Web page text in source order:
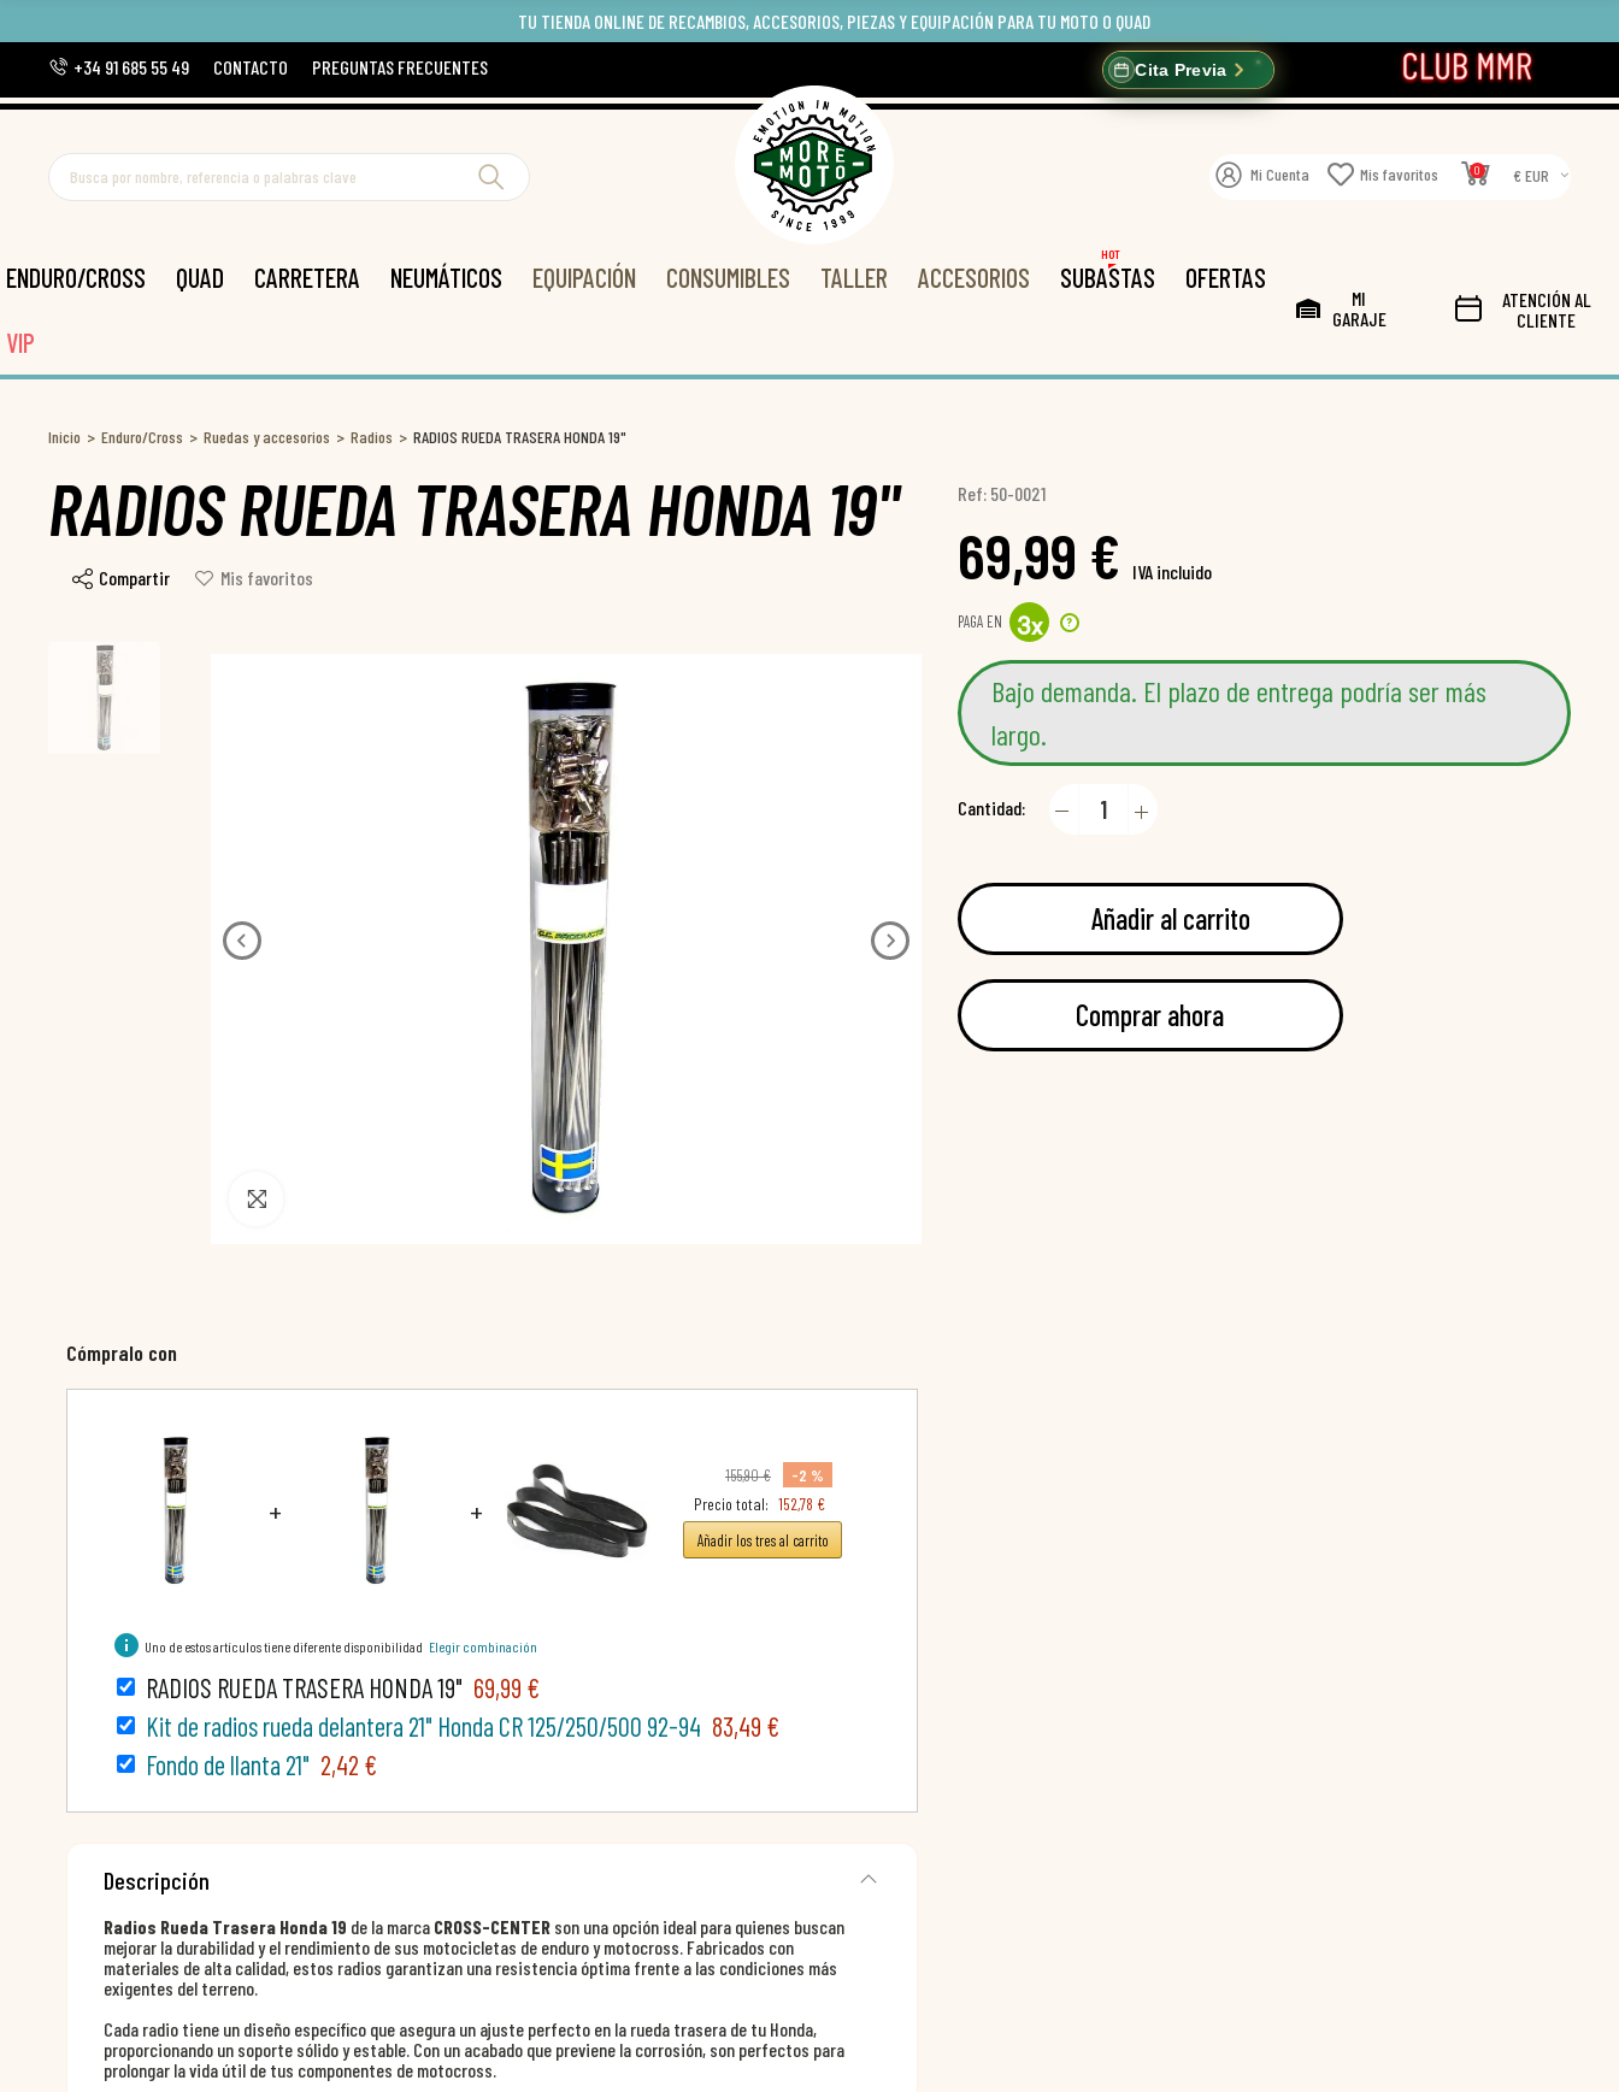
TU TIENDA ONLINE DE RECAMBIOS, ACCESORIOS, PIEZAS Y EQUIPACIÓN PARA TU MOTO O QUAD
+34 91 685 55 49
CONTACTO PREGUNTAS FRECUENTES Cita Previa
Mi Cuenta Mis favoritos 0 € EUR
ENDURO/CROSS QUAD CARRETERA NEUMÁTICOS EQUIPACIÓN CONSUMIBLES TALLER ACCESORIOS SUBASTAS
HOT
OFERTAS
VIP
MI
GARAJE
ATENCIÓN AL
CLIENTE
Inicio Enduro/Cross Ruedas y accesorios Radios RADIOS RUEDA TRASERA HONDA 19"
RADIOS RUEDA TRASERA HONDA 19"
Compartir Mis favoritos
Ref: 50-0021
69,99 € IVA incluido
PAGA EN 3x ?
Bajo demanda. El plazo de entrega podría ser más
largo.
Cantidad:
Añadir al carrito
Comprar ahora
Cómpralo con
+ +
155,90 €
-2 %
Precio total: 152,78 €
Añadir los tres al carrito
info Uno de estos artículos tiene diferente disponibilidad Elegir combinación
RADIOS RUEDA TRASERA HONDA 19" 69,99 €
Kit de radios rueda delantera 21" Honda CR 125/250/500 92-94 83,49 €
Fondo de llanta 21" 2,42 €
Descripción
Radios Rueda Trasera Honda 19 de la marca CROSS-CENTER son una opción ideal para quienes buscan
mejorar la durabilidad y el rendimiento de sus motocicletas de enduro y motocross. Fabricados con
materiales de alta calidad, estos radios garantizan una resistencia óptima frente a las condiciones más
exigentes del terreno.
Cada radio tiene un diseño específico que asegura un ajuste perfecto en la rueda trasera de tu Honda,
proporcionando un soporte sólido y estable. Con un acabado que previene la corrosión, son perfectos para
prolongar la vida útil de tus componentes de motocross.